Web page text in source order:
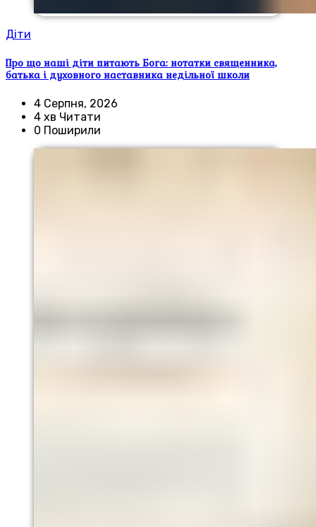
Діти
Про що наші діти питають Бога: нотатки священника,
батька і духовного наставника недільної школи
4 Серпня, 2026
4 хв Читати
0 Поширили